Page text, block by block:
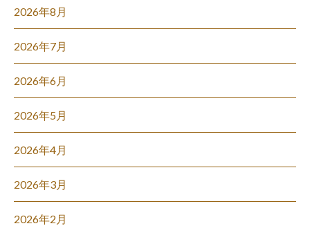
2026年8月
2026年7月
2026年6月
2026年5月
2026年4月
2026年3月
2026年2月